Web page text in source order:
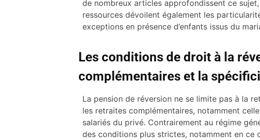
de nombreux articles approfondissent ce
ressources dévoilent également les
exceptions en présence d’enfants issus du
Les conditions de droit à la
complémentaires et la
La pension de réversion ne se limite pas à la
les retraites complémentaires, notamment
salariés du privé. Contrairement au régime
des conditions plus strictes, notamment en ce